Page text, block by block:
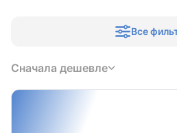
Все
Сначала дешевле